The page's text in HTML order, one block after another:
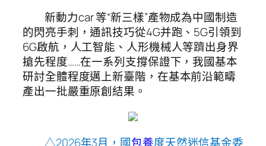
新動力car 等“新三樣”產物成為中國制造
的閃亮手刺，通訊技巧從4G并跑、5G引領到
6G啟航，人工智能、人形機械人等躋出身界
搶先程度……在一系列支撐保證下，我國基本
研討全體程度邁上新臺階，在基本前沿範疇
產出一批嚴重原創結果。
△2026年3月，國包養度天然迷信基金委